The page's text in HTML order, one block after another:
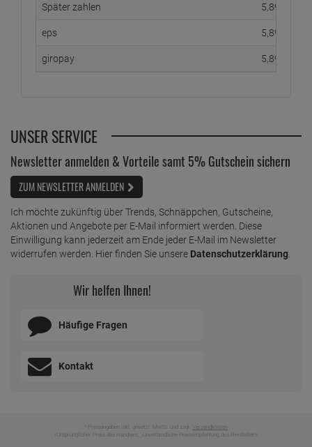
Später zahlen 5, 89
eps 5, 89
giropay 5, 89
UNSER SERVICE
Newsletter anmelden & Vorteile samt 5% Gutschein sichern
ZUM NEWSLETTER ANMELDEN
Ich möchte zukünftig über Trends, Schnäppchen, Gutscheine,
Aktionen und Angebote per E-Mail informiert werden. Diese
Einwilligung kann jederzeit am Ende jeder E-Mail im Newsletter
widerrufen werden. Hier finden Sie unsere Datenschutzerklärung
Wir helfen Ihnen!
Häufige Fragen
Kontakt
* Preisangaben inkl. gesetzl. MwSt. und zzgl. Versandkosten
Ursprünglicher Preis des Händlers, Unverbindliche Preisempfehlung des Herstellers